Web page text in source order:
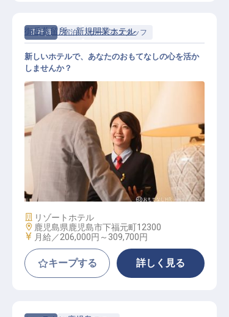
正社員 宿泊 サービススタッフ
宿泊スタッフ
御岳蒸留所 新規開業ホテル
新しいホテルで、あなたのおもてなしの心を活か
しませんか？
施設業態
リゾートホテル
勤務地
鹿児島県鹿児島市下福元町12300
給与
月給／206,000円～ 309,700円
キープする 詳しく見る